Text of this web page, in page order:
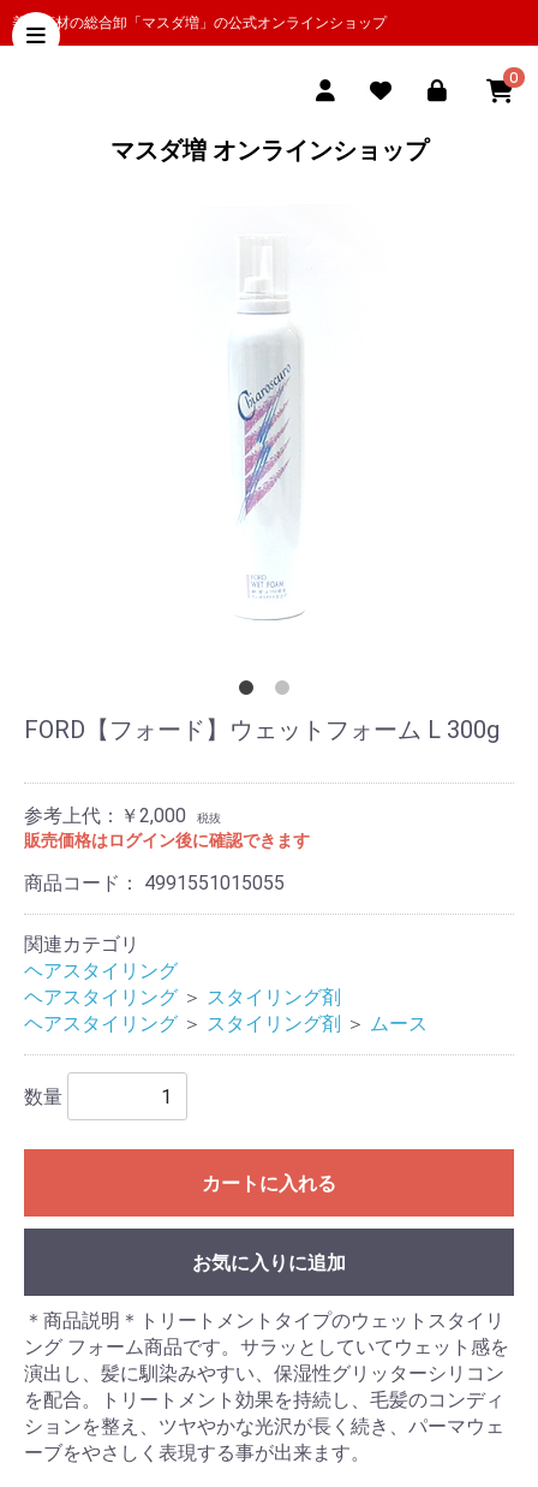
美容商材の総合卸「マスダ増」の公式オンラインショップ
0
マスダ増 オンラインショップ
FORD【フォード】ウェットフォーム L 300g
参考上代：￥2,000 税抜
販売価格はログイン後に確認できます
商品コード： 4991551015055
関連カテゴリ
ヘアスタイリング
ヘアスタイリング ＞ スタイリング剤
ヘアスタイリング ＞ スタイリング剤 ＞ ムース
数量
カートに入れる
お気に入りに追加
＊商品説明＊トリートメントタイプのウェットスタイリ
ング フォーム商品です。サラッとしていてウェット感を
演出し、髪に馴染みやすい、保湿性グリッターシリコン
を配合。トリートメント効果を持続し、毛髪のコンディ
ションを整え、ツヤやかな光沢が長く続き、パーマウェ
ーブをやさしく表現する事が出来ます。